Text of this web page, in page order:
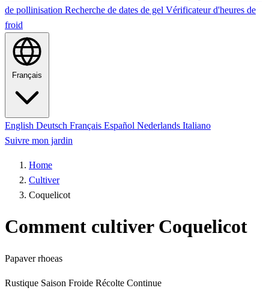
de pollinisation Recherche de dates de gel Vérificateur d'heures de
froid
Français
English Deutsch Français Español Nederlands Italiano
Suivre mon jardin
Home
Cultiver
Coquelicot
Comment cultiver Coquelicot
Papaver rhoeas
Rustique Saison Froide Récolte Continue